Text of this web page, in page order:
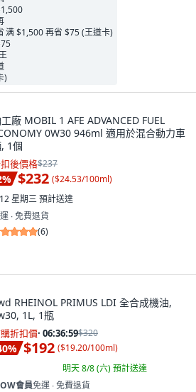
满 $1,500 再省 $75 (王道卡)
廠 MOBIL 1 AFE ADVANCED FUEL
0W30 946ml 適用於混合動力車
1個
後價格$237
% $232 ($24.53/100ml)
星期三預計送達
∙ 免費退貨
(6)
RHEINOL PRIMUS LDI 全合成機油,
1L, 1瓶
折扣價· 06:36:57$320
% $192 ($19.20/100ml)
明天 8/8 (六)預計送達
會員免運 ∙ 免費退貨